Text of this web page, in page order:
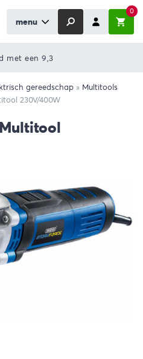
menu
0
met een 9,3
gereedschap » Multitools
230V/400W
Multitool